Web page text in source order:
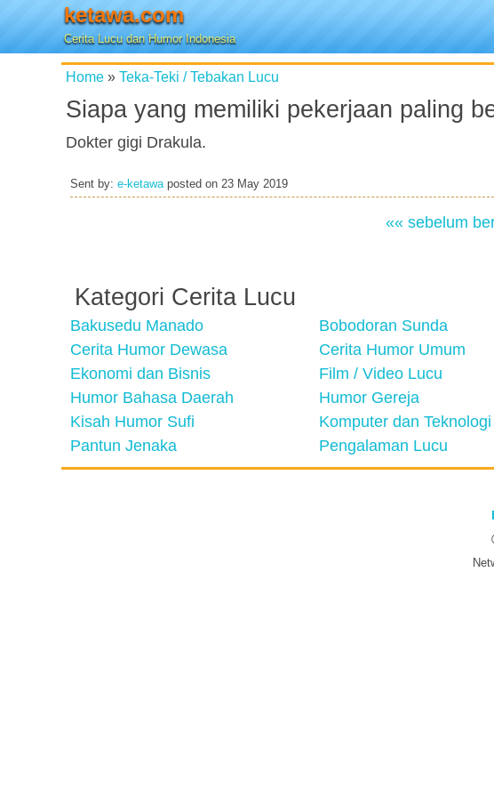
ketawa.com
Cerita Lucu dan Humor Indonesia
Home » Teka-Teki / Tebakan Lucu
Siapa yang memiliki pekerjaan paling
Dokter gigi Drakula.
Sent by: e-ketawaposted on 23 May 2019
«« sebelum
Kategori Cerita Lucu
Bakusedu Manado Bobodoran Sunda
Cerita Humor Dewasa
Cerita Humor Umum
Ekonomi dan Bisnis
Film / Video Lucu
Humor Bahasa Daerah
Humor Gereja
Kisah Humor Sufi
Komputer dan Teknologi
Pantun Jenaka
Pengalaman Lucu